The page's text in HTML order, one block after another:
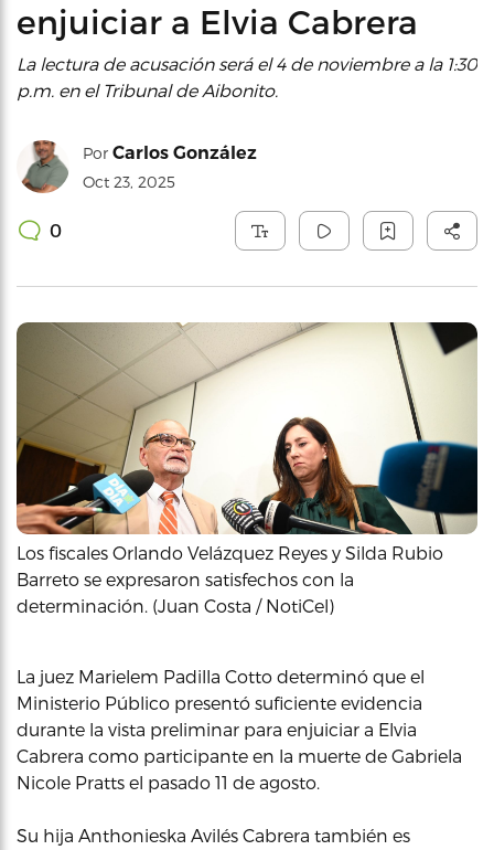
enjuiciar a Elvia Cabrera
La lectura de acusación será el 4 de noviembre a la 1:30
p.m. en el Tribunal de Aibonito.
Por Carlos González
Oct 23, 2025
0
Los fiscales Orlando Velázquez Reyes y Silda Rubio
Barreto se expresaron satisfechos con la
determinación. (Juan Costa / NotiCel)
La juez Marielem Padilla Cotto determinó que el
Ministerio Público presentó suficiente evidencia
durante la vista preliminar para enjuiciar a Elvia
Cabrera como participante en la muerte de Gabriela
Nicole Pratts el pasado 11 de agosto.
Su hija Anthonieska Avilés Cabrera también es